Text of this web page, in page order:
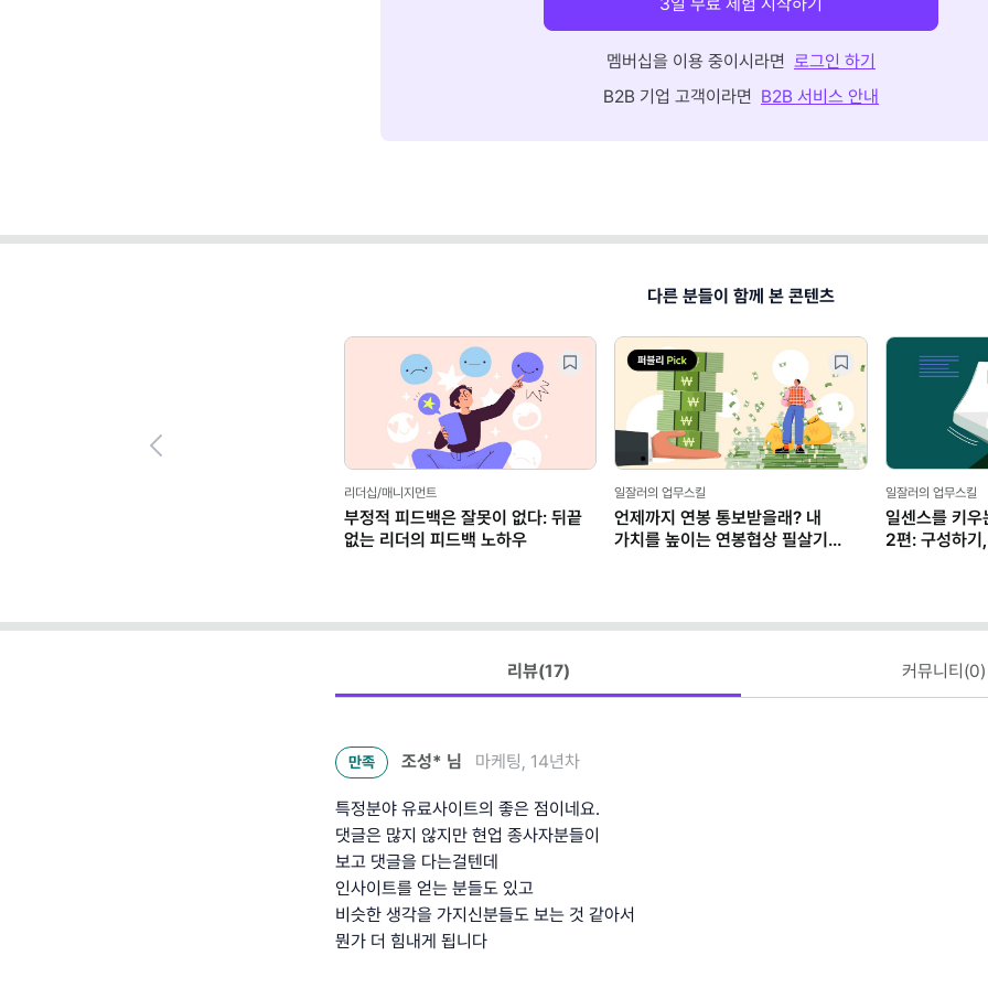
멤버십을 이용 중이시라면 로그인 하기
B2B 기업 고객이라면 B2B 서비스 안내
다른 분들이 함께 본 콘텐츠
리더십/매니지먼트
부정적 피드백은 잘못이 없다: 뒤끝
없는 리더의 피드백 노하우
일잘러의 업무스킬
언제까지 연봉 통보받을래? 내
가치를 높이는 연봉협상 필살기
일잘러의 업무스킬
일센스를 키우
2편: 구성하기
리뷰(17) 커뮤니티(0)
만족 조성* 님 마케팅, 14년차
특정분야 유료사이트의 좋은 점이네요.
댓글은 많지 않지만 현업 종사자분들이
보고 댓글을 다는걸텐데
인사이트를 얻는 분들도 있고
비슷한 생각을 가지신분들도 보는 것 같아서
뭔가 더 힘내게 됩니다